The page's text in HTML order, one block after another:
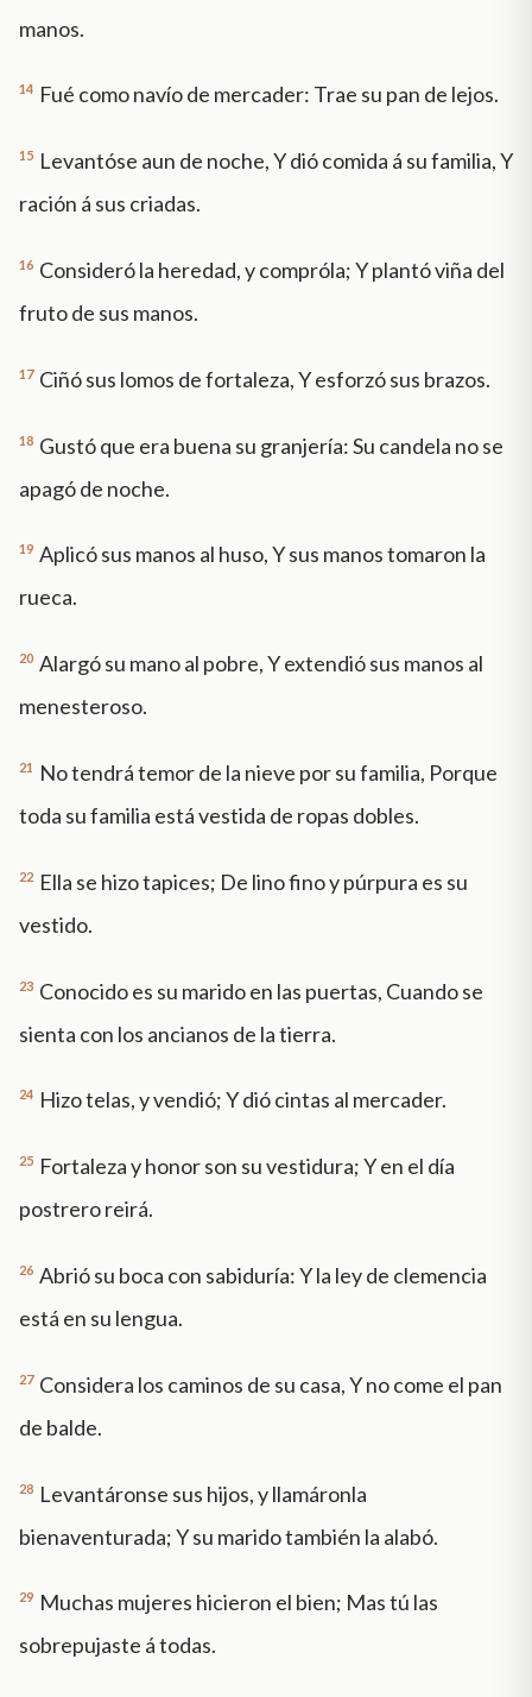
manos.
14 Fué como navío de mercader: Trae su pan de lejos.
15 Levantóse aun de noche, Y dió comida á su familia, Y
ración á sus criadas.
16 Consideró la heredad, y compróla; Y plantó viña del
fruto de sus manos.
17 Ciñó sus lomos de fortaleza, Y esforzó sus brazos.
18 Gustó que era buena su granjería: Su candela no se
apagó de noche.
19 Aplicó sus manos al huso, Y sus manos tomaron la
rueca.
20 Alargó su mano al pobre, Y extendió sus manos al
menesteroso.
21
No tendrá temor de la nieve por su familia, Porque
toda su familia está vestida de ropas dobles.
22 Ella se hizo tapices; De lino fino y púrpura es su
vestido.
23 Conocido es su marido en las puertas, Cuando se
sienta con los ancianos de la tierra.
24 Hizo telas, y vendió; Y dió cintas al mercader.
25 Fortaleza y honor son su vestidura; Y en el día
postrero reirá.
26 Abrió su boca con sabiduría: Y la ley de clemencia
está en su lengua.
27 Considera los caminos de su casa, Y no come el pan
de balde.
28 Levantáronse sus hijos, y llamáronla
bienaventurada; Y su marido también la alabó.
29 Muchas mujeres hicieron el bien; Mas tú las
sobrepujaste á todas.